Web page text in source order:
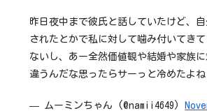
昨日夜中まで彼氏と話していたけど、
されたとかで私に対して噛み付いてき
ないし、あー全然価値観や結婚や家族に
違うんだな思ったらサーっと冷めたよね
— ムーミンちゃん (@namii4649)